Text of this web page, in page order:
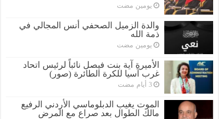
‏يومين مضت
والدة الزميل الصحفي أنس المجالي في
ذمة الله
‏يومين مضت
الأميرة آية بنت فيصل نائباً لرئيس اتحاد
غرب آسيا للكرة الطائرة (صور)
‏3 أيام مضت
الموت يغيب الدبلوماسي الأردني الرفيع
مالك الطوال بعد صراع مع المرض